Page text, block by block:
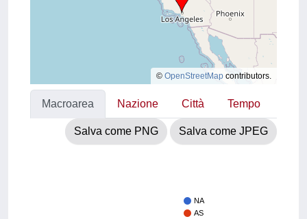
© OpenStreetMap contributors.
Macroarea Nazione Città Tempo
Salva come PNG Salva come JPEG
NA
AS